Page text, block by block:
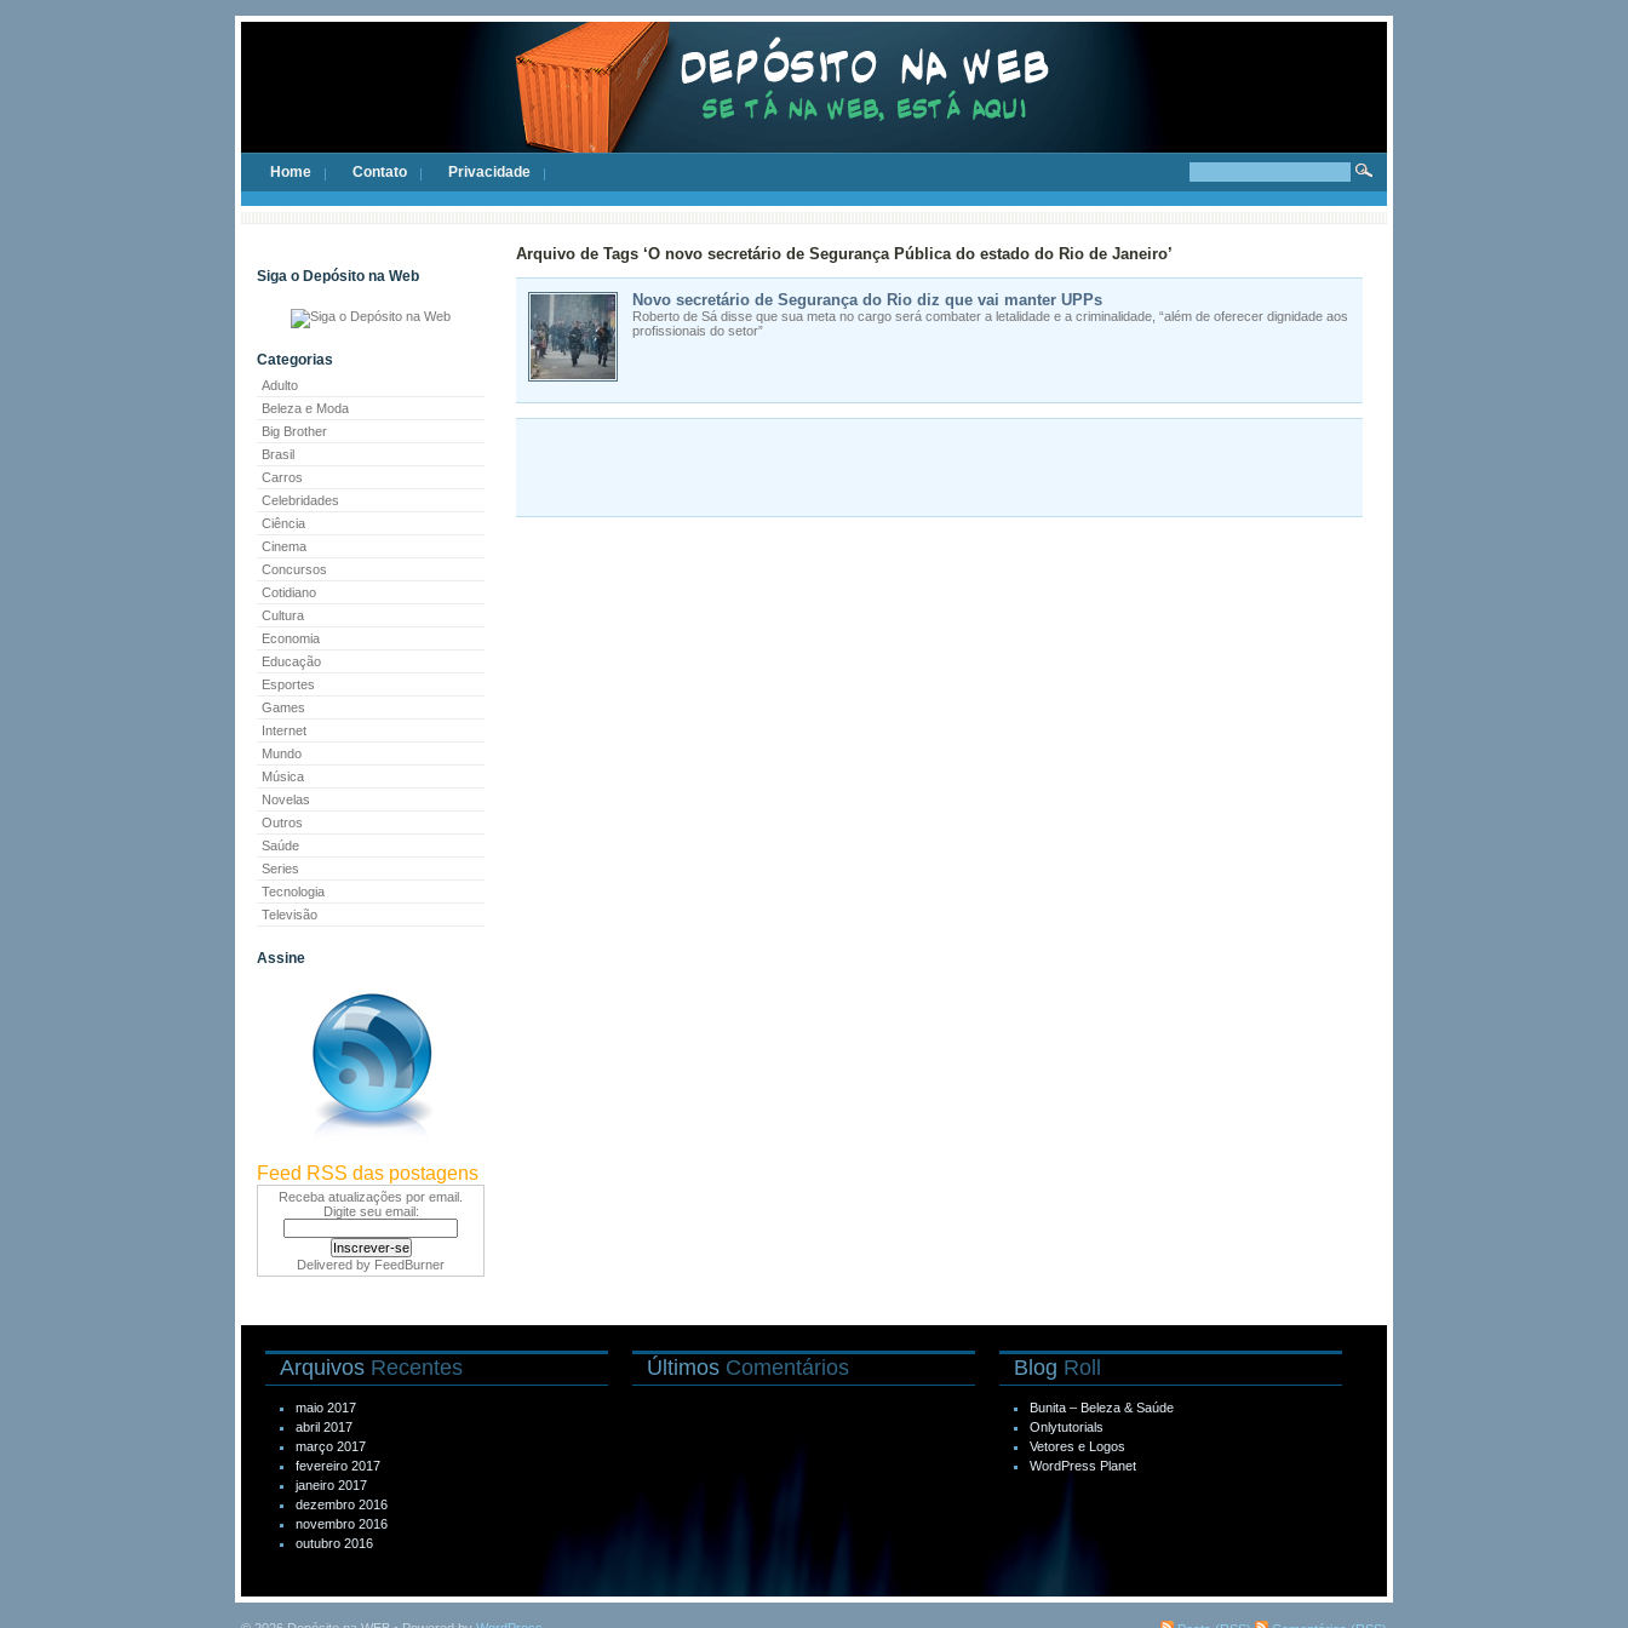
Home Contato Privacidade
Siga o Depósito na Web
Categorias
Adulto
Beleza e Moda
Big Brother
Brasil
Carros
Celebridades
Ciência
Cinema
Concursos
Cotidiano
Cultura
Economia
Educação
Esportes
Games
Internet
Mundo
Música
Novelas
Outros
Saúde
Series
Tecnologia
Televisão
Assine
Feed RSS das postagens
Receba atualizações por email.
Digite seu email:
Delivered by FeedBurner
Arquivo de Tags ‘O novo secretário de Segurança Pública do estado do Rio de Janeiro’
Novo secretário de Segurança do Rio diz que vai manter UPPs
Roberto de Sá disse que sua meta no cargo será combater a letalidade e a criminalidade, “além de oferecer dignidade aos
profissionais do setor”
Arquivos Recentes
maio 2017
abril 2017
março 2017
fevereiro 2017
janeiro 2017
dezembro 2016
novembro 2016
outubro 2016
Últimos Comentários Blog Roll
Bunita – Beleza & Saúde
Onlytutorials
Vetores e Logos
WordPress Planet